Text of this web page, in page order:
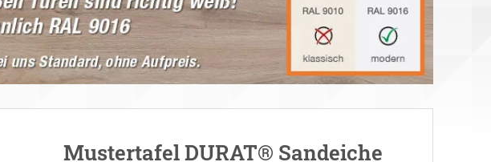
Mustertafel DURAT® Sandeiche